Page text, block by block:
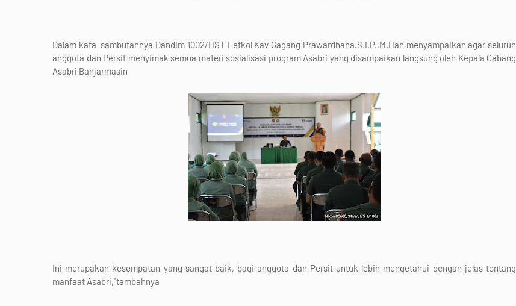
Dalam kata sambutannya Dandim 1002/HST Letkol Kav Gagang Prawardhana.S.I.P.,M.Han menyampaikan agar seluruh
anggota dan Persit menyimak semua materi sosialisasi program Asabri yang disampaikan langsung oleh Kepala Cabang
Asabri Banjarmasin
Ini merupakan kesempatan yang sangat baik, bagi anggota dan Persit untuk lebih mengetahui dengan jelas tentang
manfaat Asabri,"tambahnya